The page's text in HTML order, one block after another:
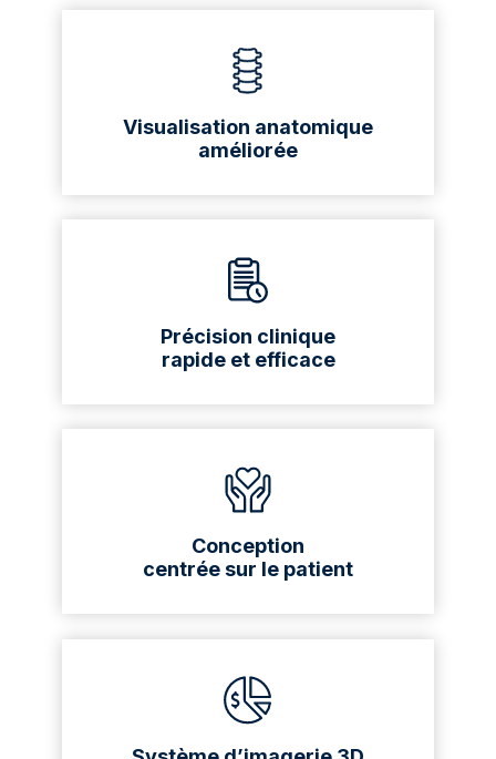
Visualisation anatomique
améliorée
Précision clinique
rapide et efficace
Conception
centrée sur le patient